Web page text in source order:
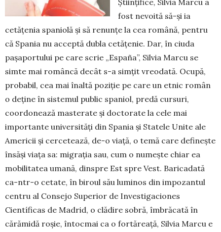
Științifice, Silvia Marcu a
fost nevoită să-și ia
cetățenia spaniolă și să renunțe la cea română, pentru
că Spania nu acceptă dubla cetățenie. Dar, în ciuda
pașaportului pe care scrie „España”, Silvia Marcu se
simte mai româncă decât s-a simțit vreodată. Ocupă,
probabil, cea mai înaltă poziție pe care un etnic român
o deține în sistemul public spaniol, predă cursuri,
coordonează masterate și doctorate la cele mai
importante universități din Spania și Statele Unite ale
Americii și cercetează, de-o viață, o temă care definește
însăși viața sa: migrația sau, cum o numește chiar ea
mobilitatea umană, dinspre Est spre Vest. Baricadată
ca-ntr-o cetate, în biroul său luminos din impozantul
centru al Consejo Superior de Investigaciones
Científicas de Madrid, o clădire sobră, îmbrăcată în
cărămidă roșie, întocmai ca o fortăreață, Silvia Marcu e